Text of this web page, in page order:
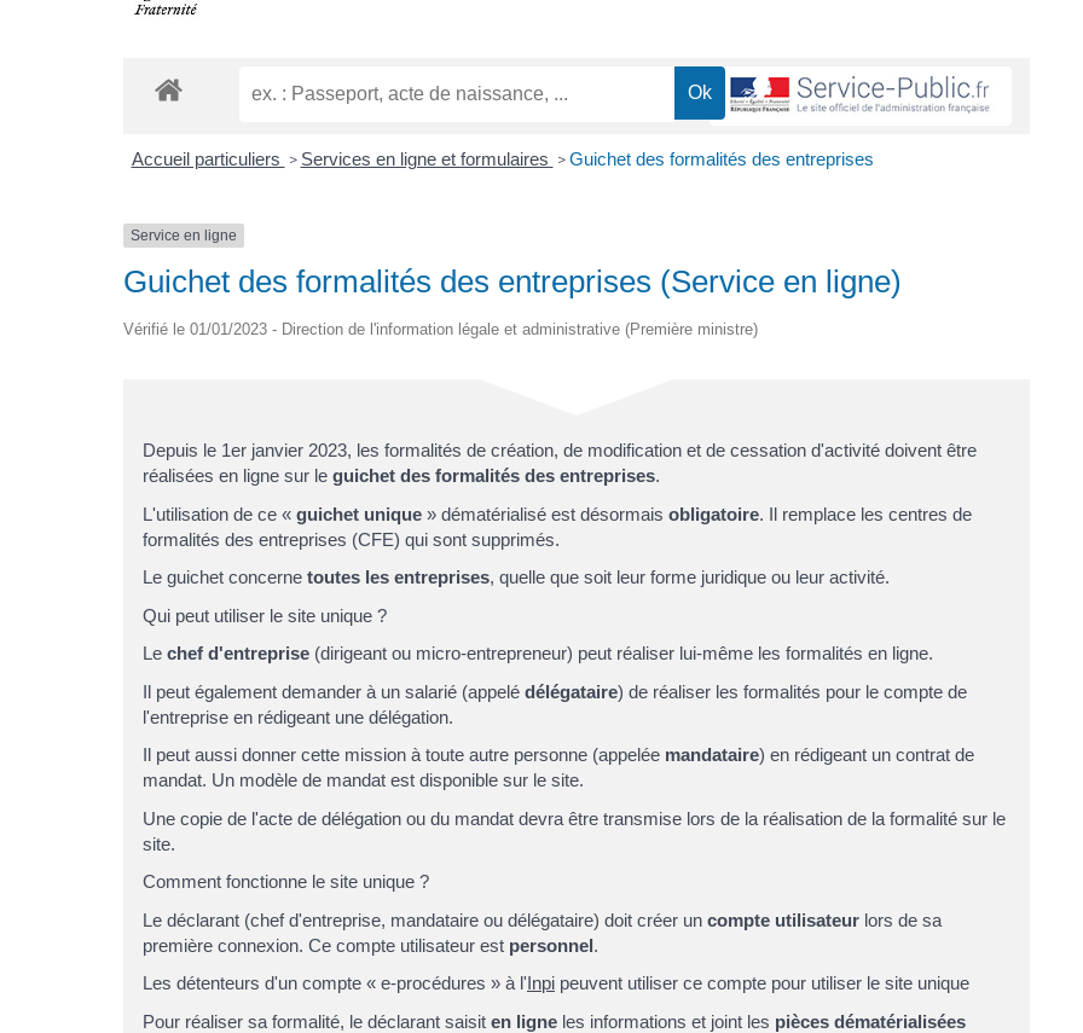
Accueil particuliers > Services en ligne et formulaires > Guichet des formalités des entreprises
Service en ligne
Guichet des formalités des entreprises (Service en ligne)
Vérifié le 01/01/2023 - Direction de l'information légale et administrative (Première ministre)
Depuis le 1er janvier 2023, les formalités de création, de modification et de cessation d'activité doivent être
réalisées en ligne sur le guichet des formalités des entreprises.
L'utilisation de ce « guichet unique » dématérialisé est désormais obligatoire. Il remplace les centres de
formalités des entreprises (CFE) qui sont supprimés.
Le guichet concerne toutes les entreprises, quelle que soit leur forme juridique ou leur activité.
Qui peut utiliser le site unique ?
Le chef d'entreprise (dirigeant ou micro-entrepreneur) peut réaliser lui-même les formalités en ligne.
Il peut également demander à un salarié (appelé délégataire) de réaliser les formalités pour le compte de
l'entreprise en rédigeant une délégation.
Il peut aussi donner cette mission à toute autre personne (appelée mandataire) en rédigeant un contrat de
mandat. Un modèle de mandat est disponible sur le site.
Une copie de l'acte de délégation ou du mandat devra être transmise lors de la réalisation de la formalité sur le
site.
Comment fonctionne le site unique ?
Le déclarant (chef d'entreprise, mandataire ou délégataire) doit créer un compte utilisateur lors de sa
première connexion. Ce compte utilisateur est personnel.
Les détenteurs d'un compte « e-procédures » à l' Inpi peuvent utiliser ce compte pour utiliser le site unique
Pour réaliser sa formalité, le déclarant saisit en ligne les informations et joint les pièces dématérialisées